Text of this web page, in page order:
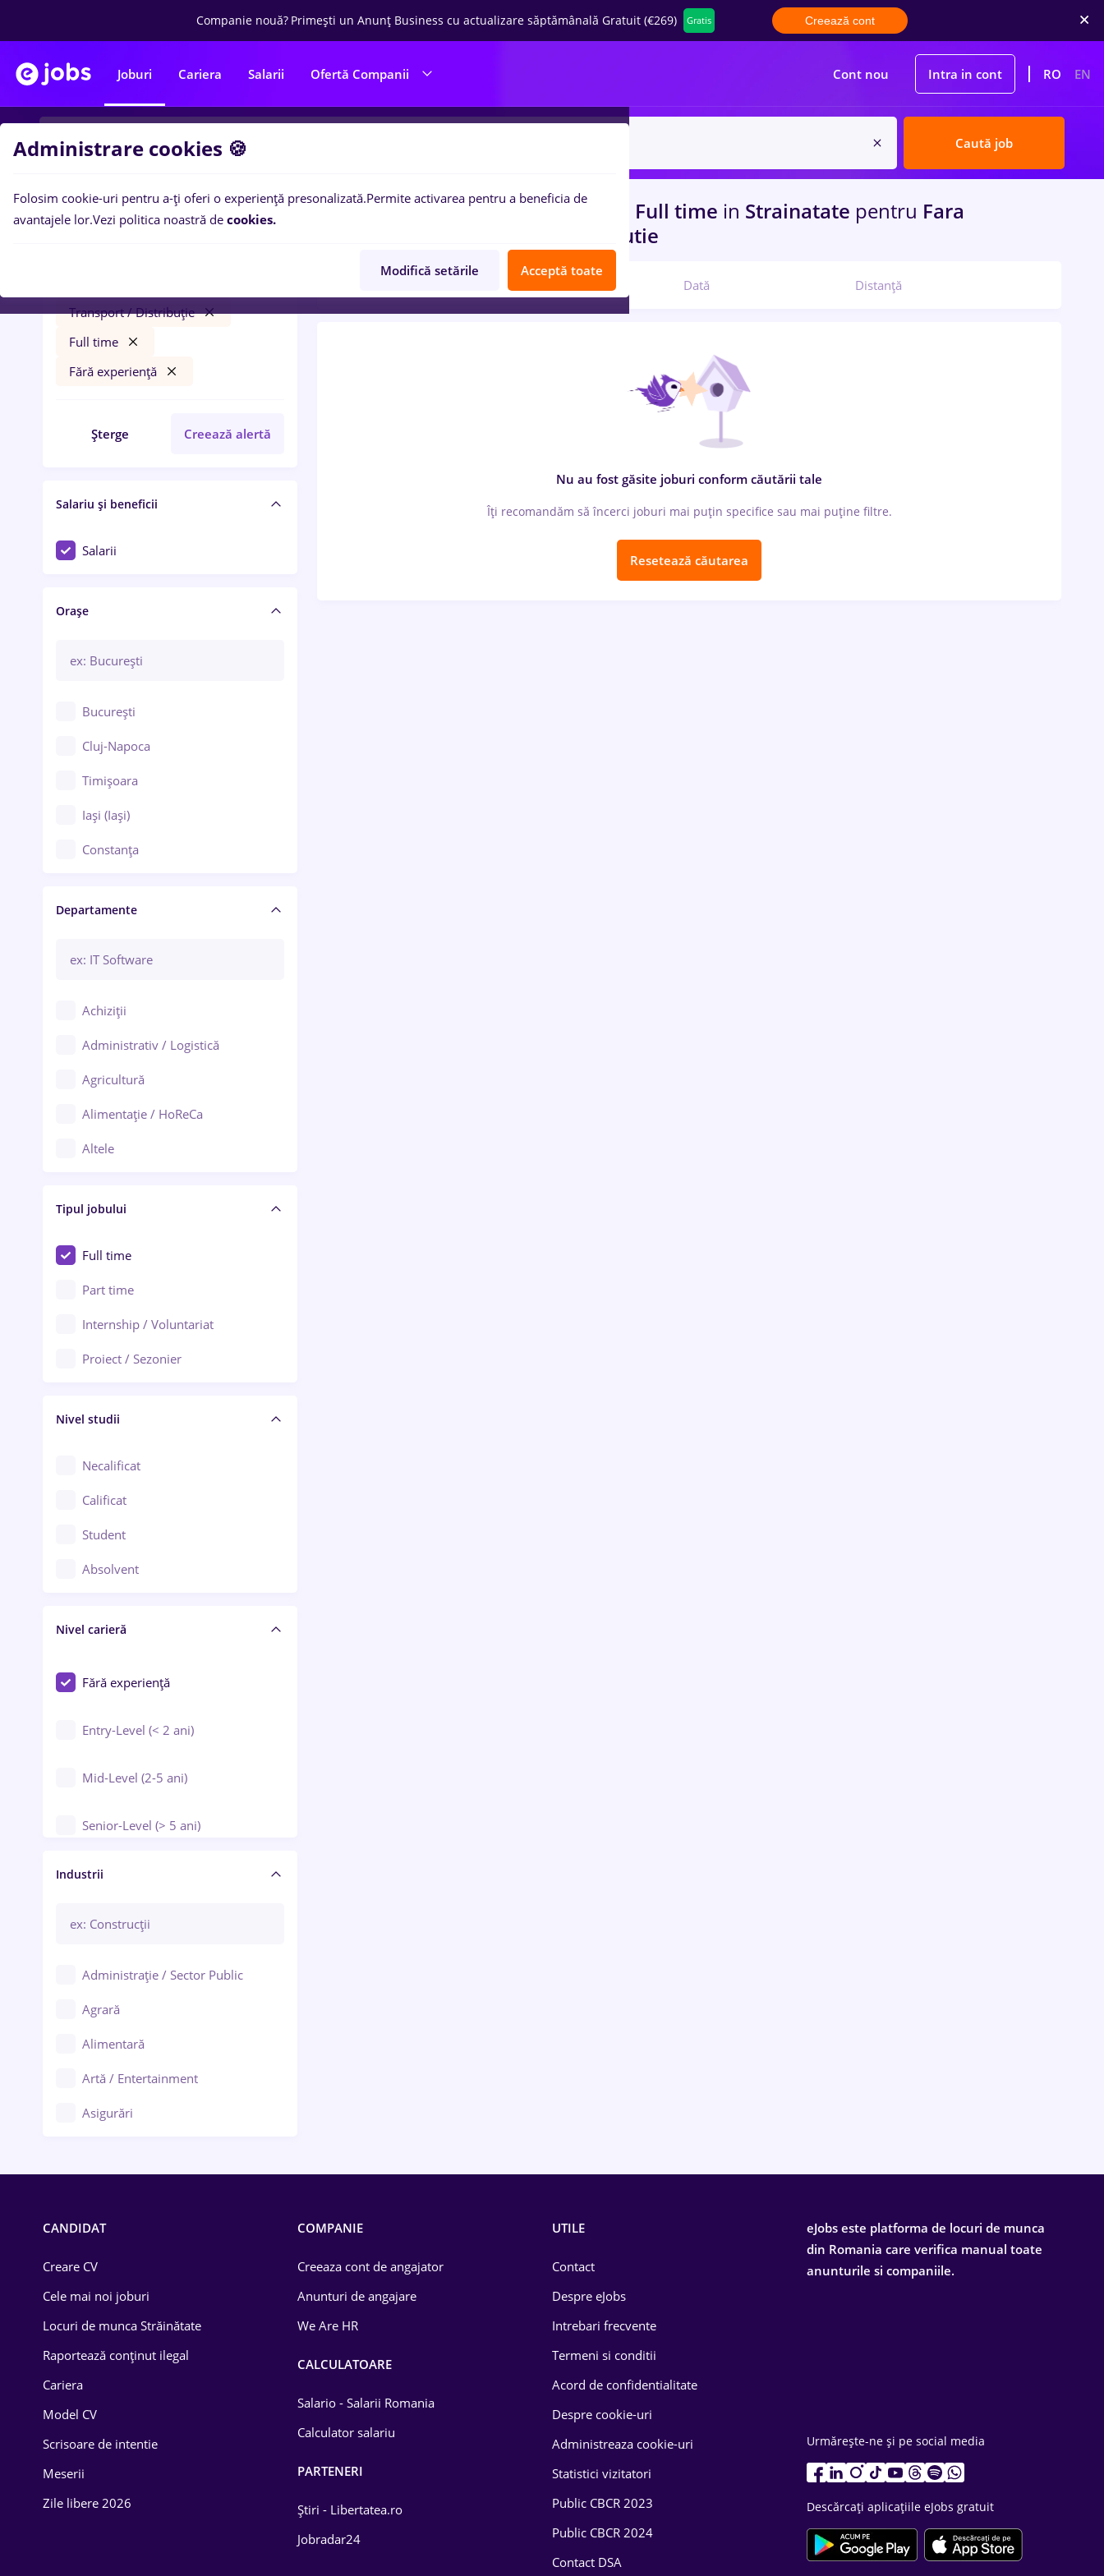
Companie nouă? Primești un Anunț Business cu actualizare săptămânală Gratuit (€269) Gratis Creează cont
Joburi Cariera Salarii Ofertă Companii Cont nou Intra in cont RO EN
Caută job
Filtre
Transport / Distribuție
Full time
Fără experiență
Șterge Creează alertă
Salariu și beneficii
Salarii
Orașe
București
Cluj-Napoca
Timișoara
Iași (Iași)
Constanța
Brașov
Bacău
Galați (Galați)
Ploiești
Arad
Baia Mare
Bârlad
Bistrița (Bistrița-Năsăud)
Departamente
Achiziții
Administrativ / Logistică
Agricultură
Alimentație / HoReCa
Altele
Asigurări
Au pair / Babysitter / Curățenie
Audit / Consultanță
Auto / Echipamente
Automatizări
Cercetare - dezvoltare
Chimie / Biochimie
Confecții / Design vestimentar
Construcții / Instalații
Controlul calității
Educație / Training / Arte
Tipul jobului
Full time
Part time
Internship / Voluntariat
Proiect / Sezonier
Nivel studii
Necalificat
Calificat
Student
Absolvent
Nivel carieră
Fără experiență
Entry-Level (< 2 ani)
Mid-Level (2-5 ani)
Senior-Level (> 5 ani)
Manager / Executiv
Industrii
Administrație / Sector Public
Agrară
Alimentară
Artă / Entertainment
Asigurări
Drept
Educație / Training
Energetică
Farma
0locuri de muncacu salarii mdpi, Full time in Strainatate pentru Fara
Transport / Distributie
Relevanță Dată Distanță
Nu au fost găsite joburi conform căutării tale
Îți recomandăm să încerci joburi mai puțin specifice sau mai puține filtre.
Resetează căutarea
CANDIDAT
Creare CV
Cele mai noi joburi
Locuri de munca Străinătate
Raportează conținut ilegal
Cariera
Model CV
Scrisoare de intentie
Meserii
Zile libere 2026
COMPANIE
Creeaza cont de angajator
Anunturi de angajare
We Are HR
CALCULATOARE
Salario - Salarii Romania
Calculator salariu
PARTENERI
Știri - Libertatea.ro
Jobradar24
UTILE
Contact
Despre eJobs
Intrebari frecvente
Termeni si conditii
Acord de confidentialitate
Despre cookie-uri
Administreaza cookie-uri
Statistici vizitatori
Public CBCR 2023
Public CBCR 2024
Contact DSA
eJobs este platforma de locuri de munca
din Romania care verifica manual toate
anunturile si companiile.
Urmărește-ne și pe social media
Descărcați aplicațiile eJobs gratuit
Administrare cookies 🍪
Folosim cookie-uri pentru a-ți oferi o experiență presonalizată.Permite activarea pentru a beneficia de
avantajele lor.Vezi politica noastră de cookies.
Modifică setările Acceptă toate